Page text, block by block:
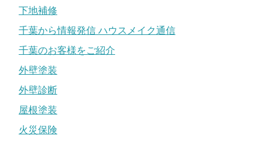
下地補修
千葉から情報発信 ハウスメイク通信
千葉のお客様をご紹介
外壁塗装
外壁診断
屋根塗装
火災保険